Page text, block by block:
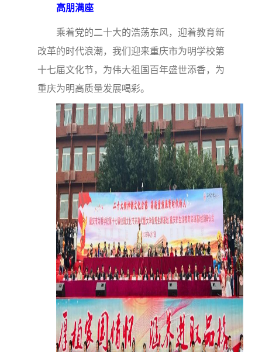
高朋满座
乘着党的二十大的浩荡东风，迎着教育新
改革的时代浪潮，我们迎来重庆市为明学校第
十七届文化节，为伟大祖国百年盛世添香，为
重庆为明高质量发展喝彩。